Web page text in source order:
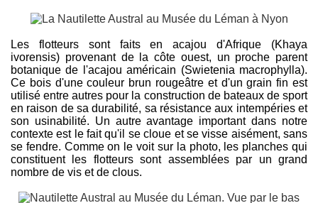
Les flotteurs sont faits en acajou d'Afrique (Khaya
ivorensis) provenant de la côte ouest, un proche parent
botanique de l'acajou américain (Swietenia macrophylla).
Ce bois d'une couleur brun rougeâtre et d'un grain fin est
utilisé entre autres pour la construction de bateaux de sport
en raison de sa durabilité, sa résistance aux intempéries et
son usinabilité. Un autre avantage important dans notre
contexte est le fait qu'il se cloue et se visse aisément, sans
se fendre. Comme on le voit sur la photo, les planches qui
constituent les flotteurs sont assemblées par un grand
nombre de vis et de clous.